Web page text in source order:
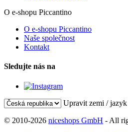
O e-shopu Piccantino
O e-shopu Piccantino
Naše společnost
Kontakt
Sledujte nás na
Upravit zemi / jazyk
© 2010-2026 niceshops GmbH - All